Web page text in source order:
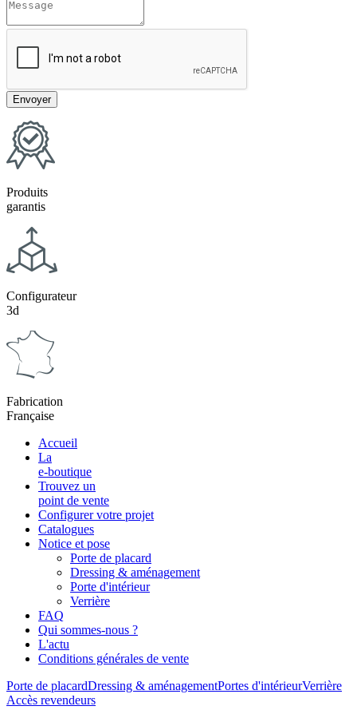
Produits
garantis
Configurateur
3d
Fabrication
Française
Accueil
La
e-boutique
Trouvez un
point de vente
Configurer votre projet
Catalogues
Notice et pose
Porte de placard
Dressing & aménagement
Porte d'intérieur
Verrière
FAQ
Qui sommes-nous ?
L'actu
Conditions générales de vente
Porte de placardDressing & aménagementPortes d'intérieurVerrière
Accès revendeurs